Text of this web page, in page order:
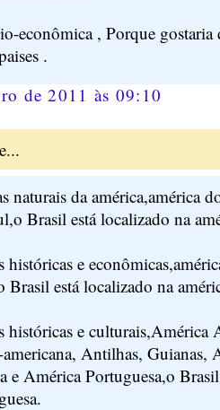
econômica , Porque gostaria
.
de 2011 às 09:10
naturais da américa,américa
Brasil está localizado na
históricas e
Brasil está localizado na
históricas e culturais,América
Antilhas, Guianas,
e América Portuguesa,o